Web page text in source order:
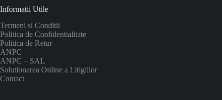
Informatii Utile
Termeni si Conditii
Politica de Confidentialitate
Politica de Retur
ANPC
ANPC – SAL
Solutionarea Online a Litigiilor
Contact